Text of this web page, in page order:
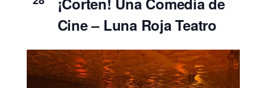
Cine – Luna Roja Teatro